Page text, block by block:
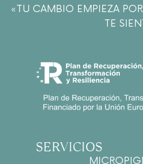
«TU CAMBIO EMPIEZA
TE
SERVICIOS